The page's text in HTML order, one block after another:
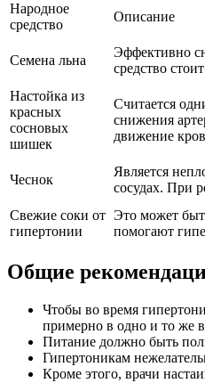
Народное
средство
Описание
Семена льна
Эффективно
средство
Настойка из
красных
сосновых
шишек
Считается
снижения
движение
Чеснок
Является
сосудах. При
Свежие соки от
гипертонии
Это может
помогают
Общие
Чтобы во время
примерно в одно и то же
Питание должно быть
Гипертоникам
Кроме этого, врачи